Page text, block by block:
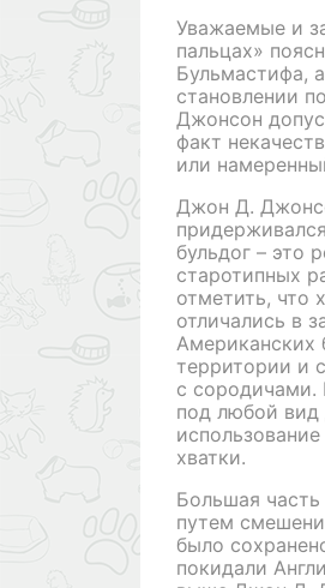
Уважаемые и
пальцах»
Бульмастифа,
становлении
Джонсон
факт
или
Джон Д.
бульдог – это
старотипных
отметить, что
отличались в
Американских
территории и
с сородичами.
под любой вид
хватки.
Большая
путем
было
покидали